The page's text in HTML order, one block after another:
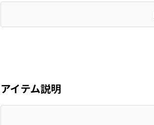
アイテム説明